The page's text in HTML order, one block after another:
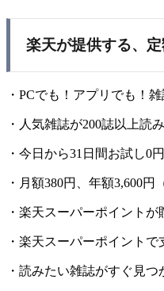
楽天が提供する、
・PCでも！アプリでも！
・人気雑誌が200誌以上読
・今日から31日間お試し0円
・月額380円、年額3,600円
・楽天スーパーポイントが
・楽天スーパーポイントで
・読みたい雑誌がすぐ見